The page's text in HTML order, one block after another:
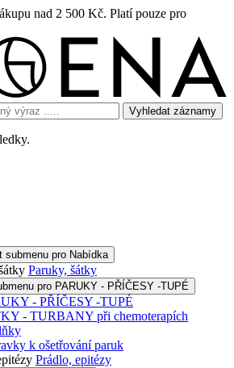
nad 2 500 Kč. Platí pouze pro
Vyhledat záznamy
submenu pro Nabídka
Paruky, šátky
pro PARUKY - PŘÍČESY -TUPÉ
- PŘÍČESY -TUPÉ
- TURBANY při chemoterapích
k ošetřování paruk
Prádlo, epitézy